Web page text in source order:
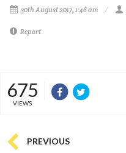
30th August 2017, 1:46 am
Report
675
VIEWS
PREVIOUS